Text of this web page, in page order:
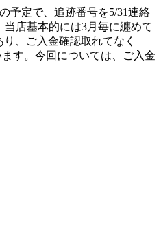
予定で、追跡番号を5/31連絡
店基本的には3月毎に纏めて
、ご入金確認取れてなく
す。今回については、ご入金